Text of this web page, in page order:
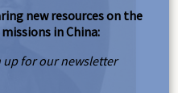
new resources on the
in China:
up for our newsletter